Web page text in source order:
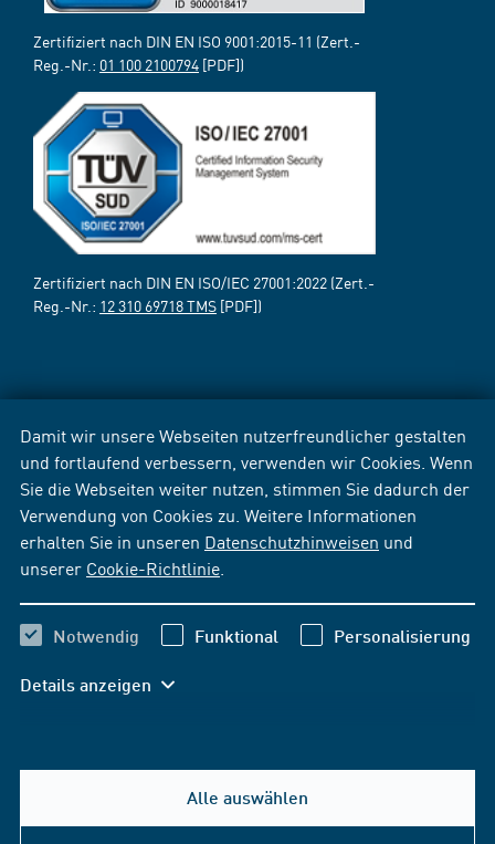
Damit wir unsere Webseiten nutzerfreundlicher gestalten
und fortlaufend verbessern, verwenden wir Cookies. Wenn
Sie die Webseiten weiter nutzen, stimmen Sie dadurch der
Verwendung von Cookies zu. Weitere Informationen
erhalten Sie in unseren Datenschutzhinweisen und
unserer Cookie-Richtlinie
Notwendig Funktional Personalisierung
Details anzeigen
Alle auswählen
Zertifiziert nach DIN EN ISO 9001:2015-11 (Zert.-
Reg.-Nr.: 01 100 2100794 [PDF])
Zertifiziert nach DIN EN ISO/IEC 27001:2022 (Zert.-
Reg.-Nr.: 12 310 69718 TMS [PDF])